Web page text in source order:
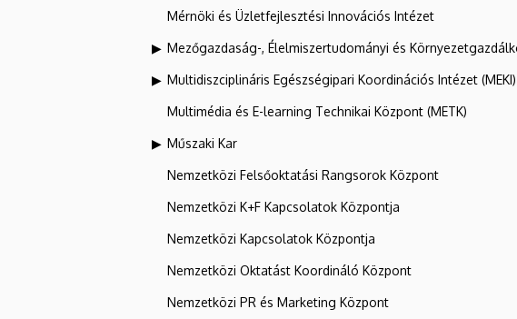
Mérnöki és Üzletfejlesztési Innovációs Intézet
Mezőgazdaság-, Élelmiszertudományi és
Multidiszciplináris Egészségipari Koordinációs Intézet (MEKI)
Multimédia és E-learning Technikai Központ (METK)
Műszaki Kar
Nemzetközi Felsőoktatási Rangsorok Központ
Nemzetközi K+F Kapcsolatok Központja
Nemzetközi Kapcsolatok Központja
Nemzetközi Oktatást Koordináló Központ
Nemzetközi PR és Marketing Központ